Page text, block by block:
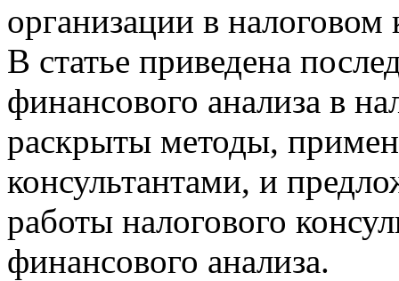
организации в налоговом
В статье приведена
финансового анализа в
раскрыты методы,
консультантами, и
работы налогового
финансового анализа.